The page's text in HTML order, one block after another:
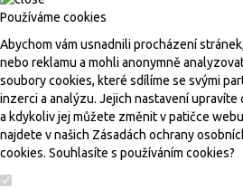
Používáme cookies
Abychom vám usnadnili procházení
nebo reklamu a mohli anonymně
soubory cookies, které sdílíme se svými
inzerci a analýzu. Jejich nastavení upravíte
a kdykoliv jej můžete změnit v patičce
najdete v našich Zásadách ochrany
cookies. Souhlasíte s používáním cookies?